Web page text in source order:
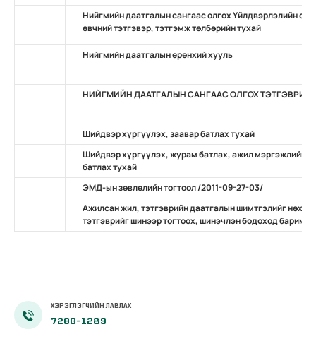
Нийгмийн даатгалын сангаас олгох Үйлдвэрлэлийн
өвчний тэтгэвэр, тэтгэмж төлбөрийн тухай
Нийгмийн даатгалын ерөнхий хууль
НИЙГМИЙН ДААТГАЛЫН САНГААС ОЛГОХ
Шийдвэр хүргүүлэх, заавар батлах тухай
Шийдвэр хүргүүлэх, журам батлах, ажил мэргэжлийн
батлах тухай
ЭМД-ын зөвлөлийн тогтоол /2011-09-27-03/
Ажилсан жил, тэтгэврийн даатгалын шимтгэлийг нөхөн
тэтгэврийг шинээр тогтоох, шинэчлэн бодоход
ХЭРЭГЛЭГЧИЙН ЛАВЛАХ
7200-1289